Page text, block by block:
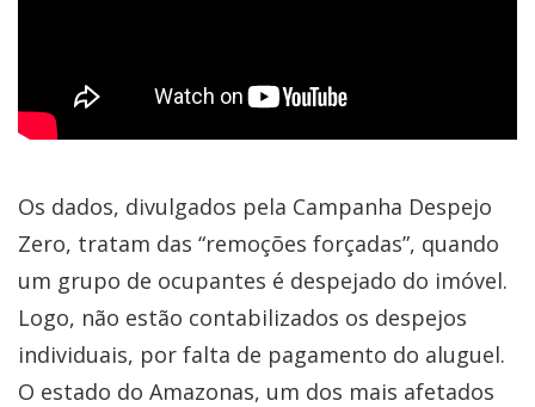
Os dados, divulgados pela Campanha Despejo
Zero, tratam das “remoções forçadas”, quando
um grupo de ocupantes é despejado do imóvel.
Logo, não estão contabilizados os despejos
individuais, por falta de pagamento do aluguel.
O estado do Amazonas, um dos mais afetados